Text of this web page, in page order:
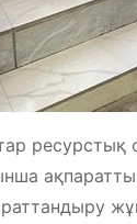
ресурстық